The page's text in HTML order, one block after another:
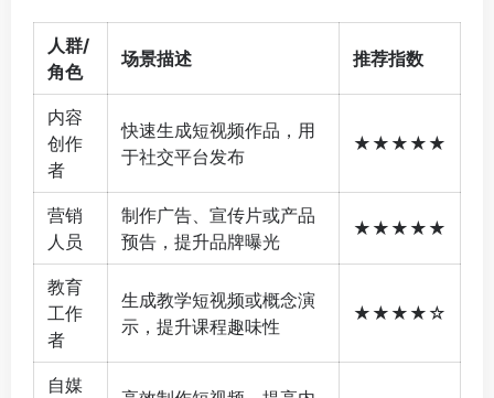
人群/
角色
场景描述 推荐指数
内容
创作
者
快速生成短视频作品，用
于社交平台发布
★★★★★
营销
人员
制作广告、宣传片或产品
预告，提升品牌曝光
★★★★★
教育
工作
者
生成教学短视频或概念演
示，提升课程趣味性
★★★★☆
自媒